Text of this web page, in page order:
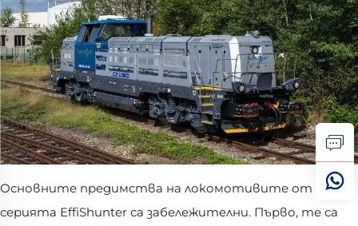
Основните предимства на локомотивите от
серията EffiShunter са забележителни. Първо, те са